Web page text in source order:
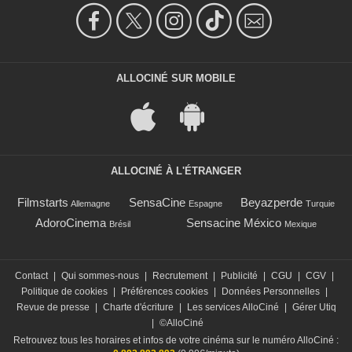
ALLOCINÉ SUR MOBILE
ALLOCINÉ À L'ÉTRANGER
Filmstarts Allemagne SensaCine Espagne Beyazperde Turquie
AdoroCinema Brésil Sensacine México Mexique
Contact Qui sommes-nous Recrutement Publicité CGU CGV
Politique de cookies
Préférences cookies Données Personnelles
Revue de presse
Charte d'écriture Les services AlloCiné
Gérer Utiq
©AlloCiné
Retrouvez tous les horaires et infos de votre cinéma sur le numéro AlloCiné :